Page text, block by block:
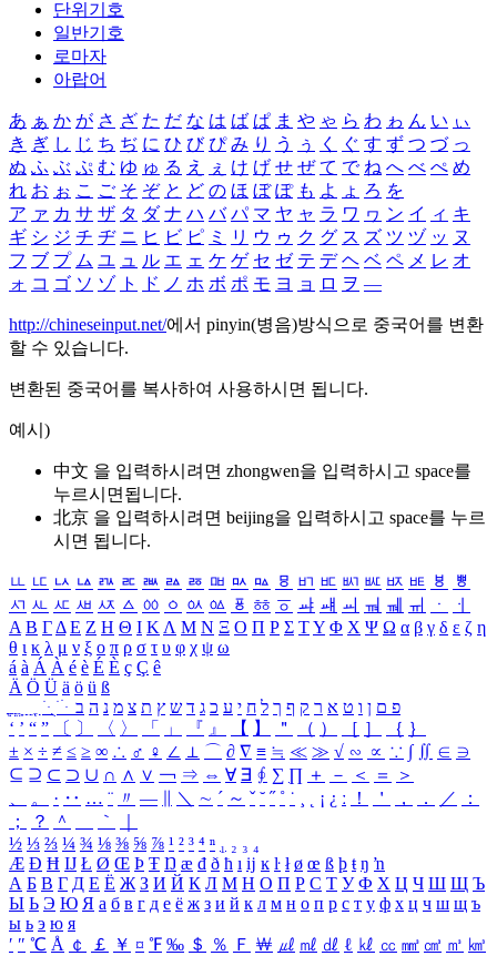
단위기호
일반기호
로마자
아랍어
あ ぁ か が さ ざ た だ な は ば ぱ ま や ゃ ら わ ゎ ん い ぃ
き ぎ し じ ち ぢ に ひ び ぴ み り う ぅ く ぐ す ず つ づ っ
ぬ ふ ぶ ぷ む ゆ ゅ る え ぇ け げ せ ぜ て で ね へ べ ぺ め
れ お ぉ こ ご そ ぞ と ど の ほ ぼ ぽ も よ ょ ろ を
ア ァ カ サ ザ タ ダ ナ ハ バ パ マ ヤ ャ ラ ワ ヮ ン イ ィ キ
ギ シ ジ チ ヂ ニ ヒ ビ ピ ミ リ ウ ゥ ク グ ス ズ ツ ヅ ッ ヌ
フ ブ プ ム ユ ュ ル エ ェ ケ ゲ セ ゼ テ デ ヘ ベ ペ メ レ オ
ォ コ ゴ ソ ゾ ト ド ノ ホ ボ ポ モ ヨ ョ ロ ヲ ―
http://chineseinput.net/에서 pinyin(병음)방식으로 중국어를 변환
할 수 있습니다.
변환된 중국어를 복사하여 사용하시면 됩니다.
예시)
中文 을 입력하시려면 zhongwen을 입력하시고 space를
누르시면됩니다.
北京 을 입력하시려면 beijing을 입력하시고 space를 누르
시면 됩니다.
ㅥ ㅦ ㅧ ㅨ ㅩ ㅪ ㅫ ㅬ ㅭ ㅮ ㅯ ㅰ ㅱ ㅲ ㅳ ㅴ ㅵ ㅶ ㅷ ㅸ
ㅹ
ㅺ ㅻ ㅼ ㅽ ㅾ ㅿ ㆀ ㆁ ㆂ ㆃ ㆄ ㆅ ㆆ ㆇ ㆈ ㆉ ㆊ ㆋ ㆌ ㆍ
ㆎ
Α Β ΓΔ Ε Ζ Η Θ Ι ΚΛ Μ Ν Ξ Ο Π Ρ Σ ΤΥ Φ Χ Ψ Ω α β γ δ ε ζ η
θ ι κ λ μ ν ξ ο π ρ σ τ υ φ χ ψ ω
á à Á À é è É È ç Ç ê
Ä Ö Ü ä ö ü ß
ִֶֹ ֻּ ׁׂ פ ם ן ו ט א ר ק ף ך ל ח י ע כ ג ד ש ץ ת צ מ נ ה ב
‘ ’ “ ” 〔 〕 〈 〉 「 」 『 』 【 】 ＂ （ ） ［ ］ ｛ ｝
± × ÷ ≠ ≤ ≥ ∞ ∴ ♂ ♀ ∠ ⊥ ⌒ ∂ ∇ ≡ ≒ ≪ ≫ √ ∽ ∝ ∵ ∫ ∬ ∈ ∋
⊆ ⊇ ⊂ ⊃ ∪ ∩ ∧ ∨ ￢ ⇒ ⇔ ∀ ∃ ∮ ∑ ∏ ＋ － ＜ ＝
＞
、
。 · ‥ … ¨ 〃 ― ＼ ∼ ´ ～ ˇ ˘ ˝ ˚ ˙ ¸ ¡ ¿ ː ！ ＇ ， ． ／
：
；
？ ＾ ｀
½ ⅓ ⅔ ¼ ¾ ⅛ ⅜ ⅝ ⅞ ¹ ² ³ ⁴ ⁿ ₁ ₂ ₃ ₄
Æ Ð Ħ Ĳ Ł Ø Œ Þ Ŧ Ŋ æ đ ð ħ ı ĳ ĸ ŀ ł ø œ ß þ ŧ ŋ ŉ
А Б В Г Д Е Ё Ж З И Й К Л М Н О П Р С Т У Ф Х Ц Ч Ш Щ Ъ
Ы Ь Э Ю Я а б в г д е ё ж з и й к л м н о п р с т у ф х ц ч ш щ ъ
ы ь э ю я
′ ″ ℃ Å ￠ ￡ ￥ ¤ ℉ ‰ ＄ ％ Ｆ ￦ ㎕ ㎖ ㎗ ℓ ㎘ ㏄ ㎣ ㎤ ㎥ ㎦